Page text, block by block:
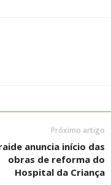
Próximo artigo
anuncia início das
obras de reforma do
Hospital da Criança